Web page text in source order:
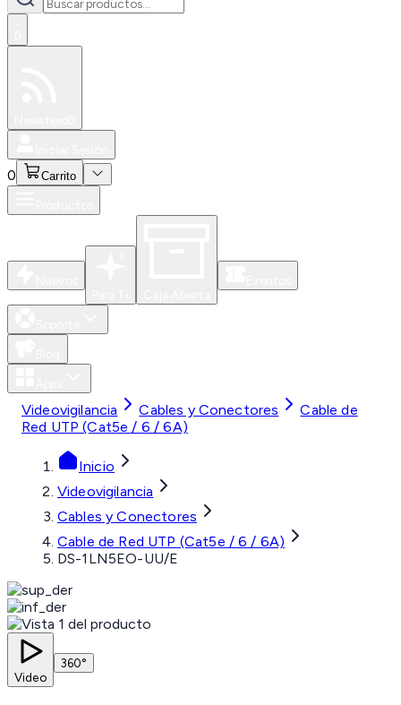
0 Carrito
Videovigilancia Cables y Conectores
Cable de
Red UTP (Cat5e / 6 / 6A)
Inicio
Videovigilancia
Cables y Conectores
Cable de Red UTP (Cat5e / 6 / 6A)
DS-1LN5EO-UU/E
Video
360°